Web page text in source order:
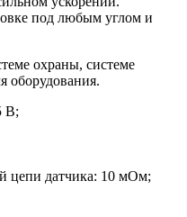
под любым углом и
охраны, системе
оборудования.
В;
цепи датчика: 10 мОм;